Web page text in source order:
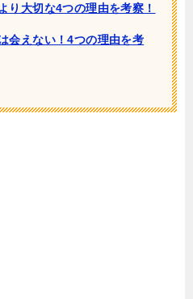
り大切な4つの理由を考察！
会えない！4つの理由を考